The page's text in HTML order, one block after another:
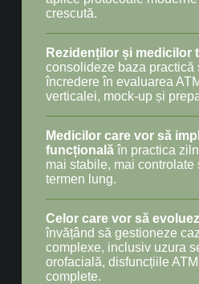
crescută.
Rezidenților și medicilor
consolideze baza practică
încredere în evaluarea
verticalei, mock-up și
Medicilor care vor să
funcționalăîn practica
mai stabile, mai controlate
termen lung.
Celor care vor să
învățând să gestioneze
complexe, inclusiv uzura
orofacială, disfuncțiile
complete.